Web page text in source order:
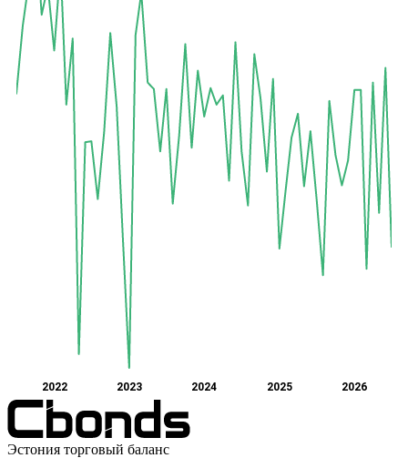
2022 2023 2024 2025 2026
Эстония торговый баланс